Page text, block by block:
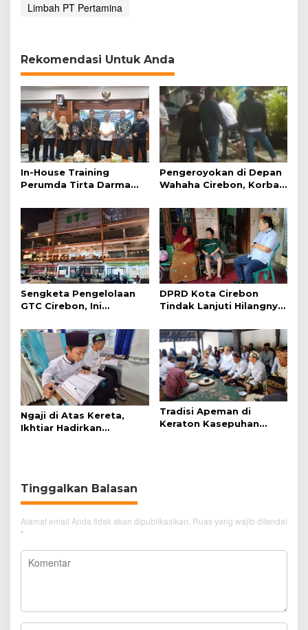
Limbah PT Pertamina
Rekomendasi Untuk Anda
In-House Training
Perumda Tirta Darma
dan Profesionalisme
Pengeroyokan di Depan
Wahaha Cirebon, Korban
Polisi
Sengketa Pengelolaan
GTC Cirebon, Ini
Simanjuntak
DPRD Kota Cirebon
Tindak Lanjuti Hilangnya
Disabilitas
Ngaji di Atas Kereta,
Ikhtiar Hadirkan
Tradisi Apeman di
Keraton Kasepuhan
Tinggalkan Balasan
Alamat email Anda tidak akan dipublikasikan. Ruas yang wajib ditandai
*